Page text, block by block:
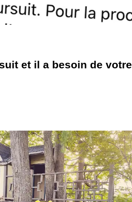
et il a besoin de votre